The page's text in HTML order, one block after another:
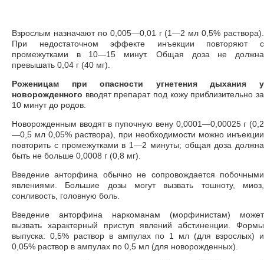
Взрослым назначают по 0,005—0,01 г (1—2 мл 0,5% раствора).
При недостаточном эффекте инъекции повторяют с
промежутками в 10—15 минут. Общая доза не должна
превышать 0,04 г (40 мг).
Роженицам при опасности угнетения дыхания у
новорожденного вводят препарат под кожу приблизительно за
10 минут до родов.
Новорожденным вводят в пупочную вену 0,0001—0,00025 г (0,2
—0,5 мл 0,05% раствора), при необходимости можно инъекции
повторить с промежутками в 1—2 минуты; общая доза должна
быть не больше 0,0008 г (0,8 мг).
Введение анторфина обычно не сопровождается побочными
явлениями. Большие дозы могут вызвать тошноту, миоз,
сонливость, головную боль.
Введение анторфина наркоманам (морфинистам) может
вызвать характерный приступ явлений абстиненции. Формы
выпуска: 0,5% раствор в ампулах по 1 мл (для взрослых) и
0,05% раствор в ампулах по 0,5 мл (для новорожденных).